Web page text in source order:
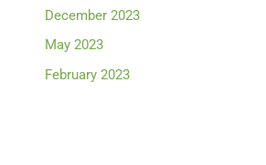
December 2023
May 2023
February 2023